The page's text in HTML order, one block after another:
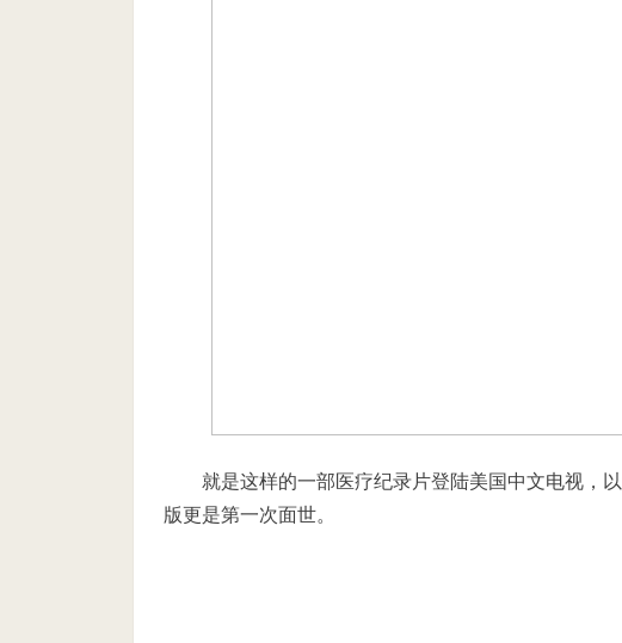
就是这样的一部医疗纪录片登陆美国中文电视，
版更是第一次面世。